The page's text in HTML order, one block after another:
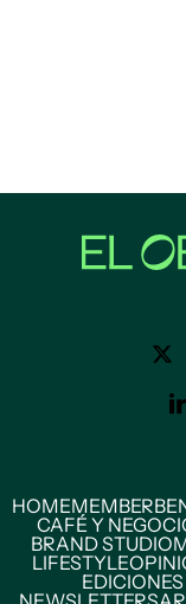
HOMEMEMBER
CAFÉ Y
BRAND STUDIO
LIFESTYLE